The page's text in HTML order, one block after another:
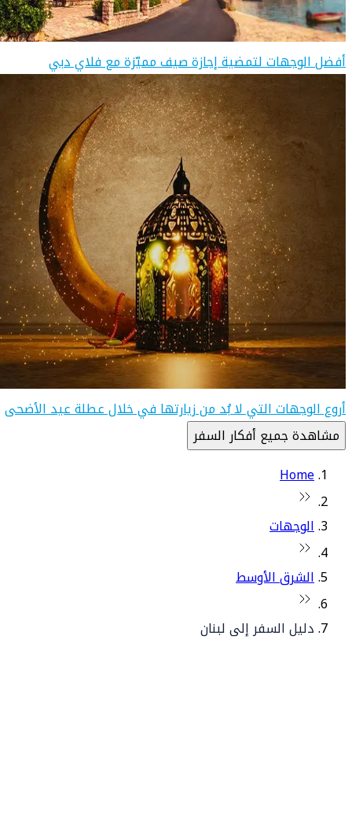
أفضل الوجهات لتمضية إجازة صيف مميّزة مع فلاي دبي
أروع الوجهات التي لا بُد من زيارتها في خلال عطلة عيد الأضحى
مشاهدة جميع أفكار السفر
Home
الوجهات
الشرق الأوسط
دليل السفر إلى لبنان